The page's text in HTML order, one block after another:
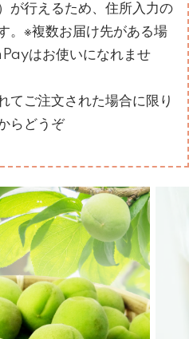
が行えるため、住所入力の
。※複数お届け先がある場
はお使いになれませ
てご注文された場合に限り
らどうぞ